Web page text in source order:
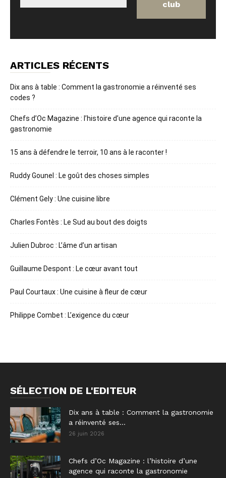
ARTICLES RÉCENTS
Dix ans à table : Comment la gastronomie a réinventé ses
codes ?
Chefs d’Oc Magazine : l’histoire d’une agence qui raconte la
gastronomie
15 ans à défendre le terroir, 10 ans à le raconter !
Ruddy Gounel : Le goût des choses simples
Clément Gely : Une cuisine libre
Charles Fontès : Le Sud au bout des doigts
Julien Dubroc : L’âme d’un artisan
Guillaume Despont : Le cœur avant tout
Paul Courtaux : Une cuisine à fleur de cœur
Philippe Combet : L’exigence du cœur
SÉLECTION DE L'EDITEUR
Dix ans à table : Comment la gastronomie
a réinventé ses...
26 juin 2026
Chefs d’Oc Magazine : l’histoire d’une
agence qui raconte la gastronomie